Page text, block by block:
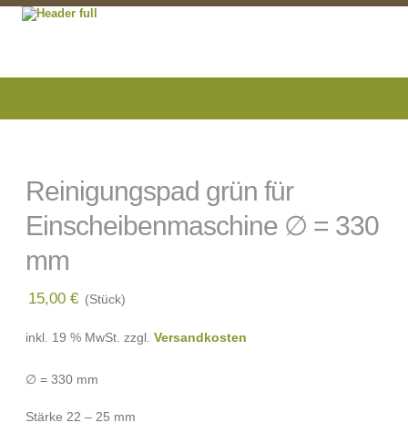
Reinigungspad grün für
Einscheibenmaschine ∅ = 330
mm
15,00 € (Stück)
inkl. 19 % MwSt. zzgl. Versandkosten
∅ = 330 mm
Stärke 22 – 25 mm